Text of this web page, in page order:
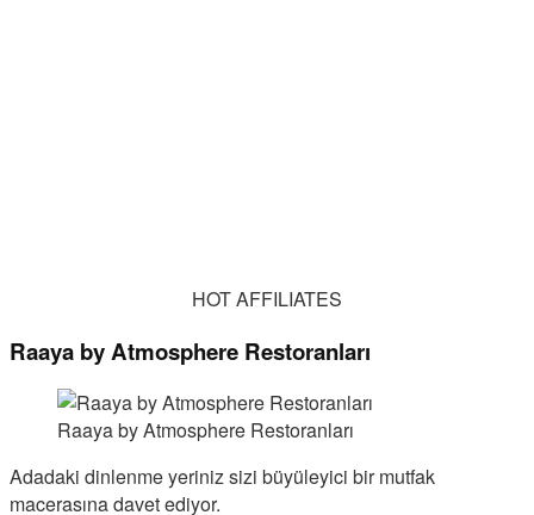
HOT AFFILIATES
Raaya by Atmosphere Restoranları
Raaya by Atmosphere Restoranları
Adadaki dinlenme yeriniz sizi büyüleyici bir mutfak
macerasına davet ediyor.